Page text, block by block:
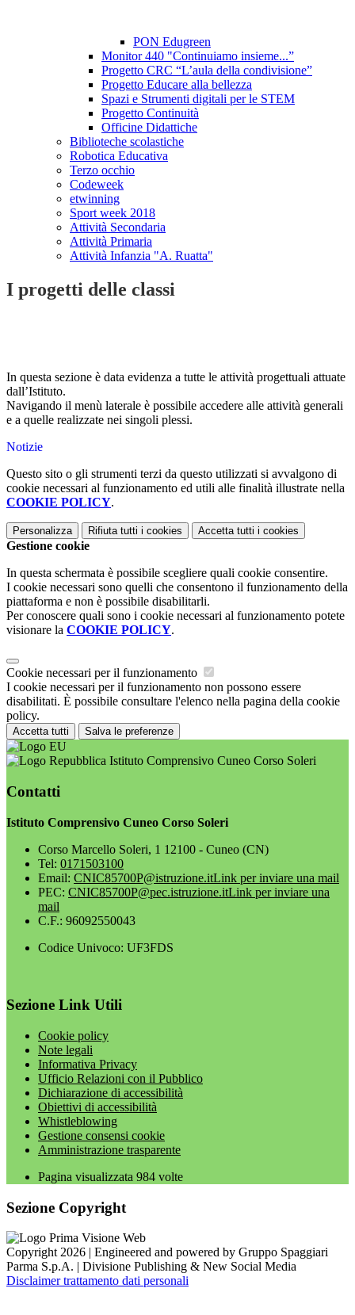
PON Edugreen
Monitor 440 "Continuiamo insieme...”
Progetto CRC “L’aula della condivisione”
Progetto Educare alla bellezza
Spazi e Strumenti digitali per le STEM
Progetto Continuità
Officine Didattiche
Biblioteche scolastiche
Robotica Educativa
Terzo occhio
Codeweek
etwinning
Sport week 2018
Attività Secondaria
Attività Primaria
Attività Infanzia "A. Ruatta"
I progetti delle classi
In questa sezione è data evidenza a tutte le attività progettuali attuate
dall’Istituto.
Navigando il menù laterale è possibile accedere alle attività generali
e a quelle realizzate nei singoli plessi.
Notizie
Questo sito o gli strumenti terzi da questo utilizzati si avvalgono di
cookie necessari al funzionamento ed utili alle finalità illustrate nella
COOKIE POLICY.
Personalizza Rifiuta tutti i cookies Accetta tutti i cookies
Gestione cookie
In questa schermata è possibile scegliere quali cookie consentire.
I cookie necessari sono quelli che consentono il funzionamento della
piattaforma e non è possibile disabilitarli.
Per conoscere quali sono i cookie necessari al funzionamento potete
visionare la COOKIE POLICY.
Cookie necessari per il funzionamento
I cookie necessari per il funzionamento non possono essere
disabilitati. È possibile consultare l'elenco nella pagina della cookie
policy.
Accetta tutti Salva le preferenze
Istituto Comprensivo Cuneo Corso Soleri
Contatti
Istituto Comprensivo Cuneo Corso Soleri
Corso Marcello Soleri, 1 12100 - Cuneo (CN)
Tel: 0171503100
Email: CNIC85700P@istruzione.itLink per inviare una mail
PEC: CNIC85700P@pec.istruzione.itLink per inviare una
mail
C.F.: 96092550043
Codice Univoco: UF3FDS
Sezione Link Utili
Cookie policy
Note legali
Informativa Privacy
Ufficio Relazioni con il Pubblico
Dichiarazione di accessibilità
Obiettivi di accessibilità
Whistleblowing
Gestione consensi cookie
Amministrazione trasparente
Pagina visualizzata 984 volte
Sezione Copyright
Copyright 2026 | Engineered and powered by Gruppo Spaggiari
Parma S.p.A. | Divisione Publishing & New Social Media
Disclaimer trattamento dati personali